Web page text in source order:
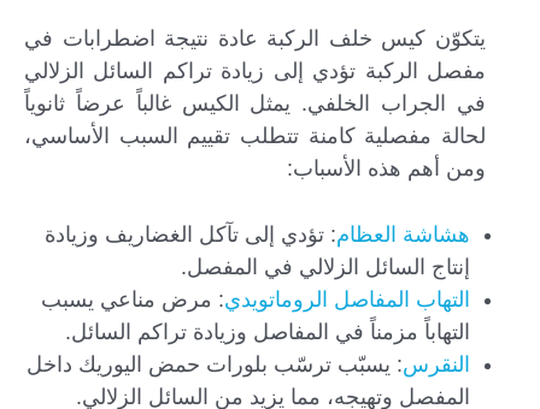
يتكوّن كيس خلف الركبة عادة نتيجة اضطرابات في
مفصل الركبة تؤدي إلى زيادة تراكم السائل الزلالي
في الجراب الخلفي. يمثل الكيس غالباً عرضاً ثانوياً
لحالة مفصلية كامنة تتطلب تقييم السبب الأساسي،
ومن أهم هذه الأسباب:
هشاشة العظام: تؤدي إلى تآكل الغضاريف وزيادة
إنتاج السائل الزلالي في المفصل.
التهاب المفاصل الروماتويدي: مرض مناعي يسبب
التهاباً مزمناً في المفاصل وزيادة تراكم السائل.
النقرس: يسبّب ترسّب بلورات حمض اليوريك داخل
المفصل وتهيجه، مما يزيد من السائل الزلالي.